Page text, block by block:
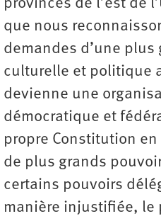
provinces de l’est de
que nous
demandes d’une
culturelle et politique
devienne une
démocratique et
propre Constitution
de plus grands
certains pouvoirs
manière injustifiée, le